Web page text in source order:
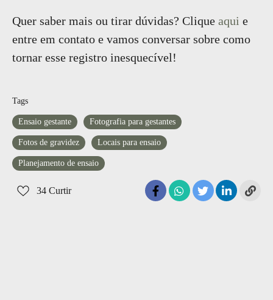
Quer saber mais ou tirar dúvidas? Clique aqui e
entre em contato e vamos conversar sobre como
tornar esse registro inesquecível!
Tags
Ensaio gestante Fotografia para gestantes
Fotos de gravidez Locais para ensaio
Planejamento de ensaio
34 Curtir